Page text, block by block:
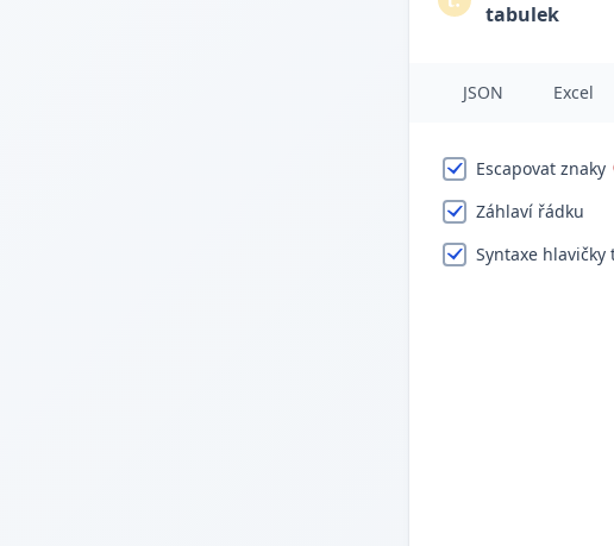
tabulek
JSON Excel
Escapovat znaky
Záhlaví řádku
Syntaxe hlavičky